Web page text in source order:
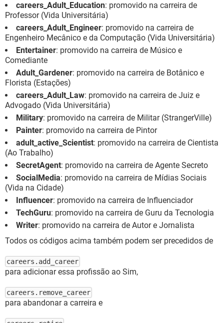
careers_Adult_Education: promovido na carreira de
Professor (Vida Universitária)
careers_Adult_Engineer: promovido na carreira de
Engenheiro Mecânico e da Computação (Vida Universitária)
Entertainer: promovido na carreira de Músico e
Comediante
Adult_Gardener: promovido na carreira de Botânico e
Florista (Estações)
careers_Adult_Law: promovido na carreira de Juiz e
Advogado (Vida Universitária)
Military: promovido na carreira de Militar (StrangerVille)
Painter: promovido na carreira de Pintor
adult_active_Scientist: promovido na carreira de Cientista
(Ao Trabalho)
SecretAgent: promovido na carreira de Agente Secreto
SocialMedia: promovido na carreira de Mídias Sociais
(Vida na Cidade)
Influencer: promovido na carreira de Influenciador
TechGuru: promovido na carreira de Guru da Tecnologia
Writer: promovido na carreira de Autor e Jornalista
Todos os códigos acima também podem ser precedidos de
careers.add_career
para adicionar essa profissão ao Sim,
careers.remove_career
para abandonar a carreira e